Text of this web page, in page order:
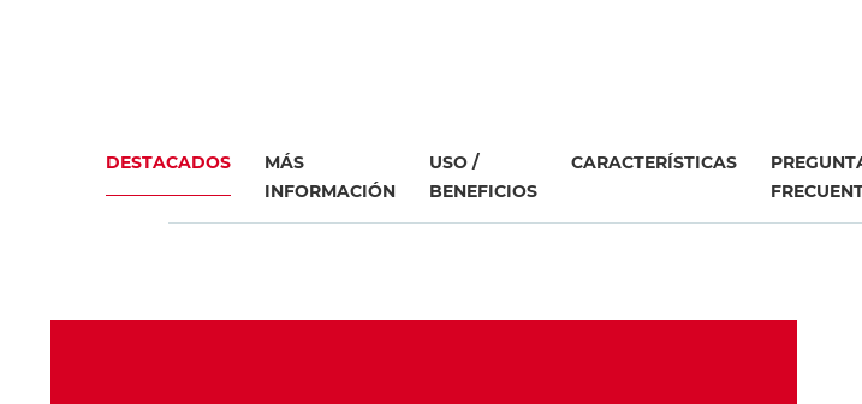
DESTACADOS
MÁS
INFORMACIÓN
USO /
BENEFICIOS
CARACTERÍSTICAS